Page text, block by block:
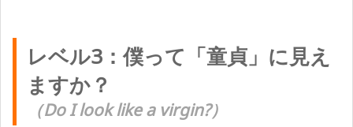
レベル3：僕って「童貞」に見え
ますか？
（Do I look like a virgin?）